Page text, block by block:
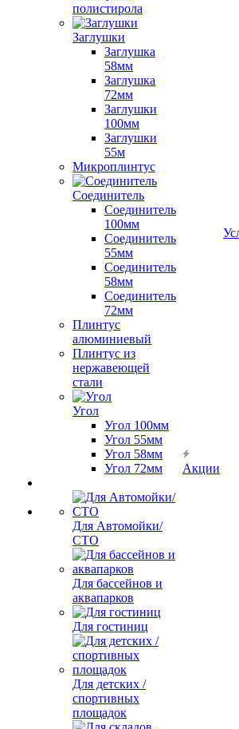
полистирола
Заглушки
Заглушка
58мм
Заглушка
72мм
Заглушки
100мм
Заглушки
55м
Микроплинтус
Соединитель
Соединитель
100мм
Соединитель
55мм
Соединитель
58мм
Соединитель
72мм
Плинтус
алюминиевый
Плинтус из
нержавеющей
стали
Угол
Угол 100мм
Угол 55мм
Угол 58мм
Угол 72мм
Для Автомойки/
СТО
Для бассейнов и
аквапарков
Для гостиниц
Для детских /
спортивных
площадок
Акции